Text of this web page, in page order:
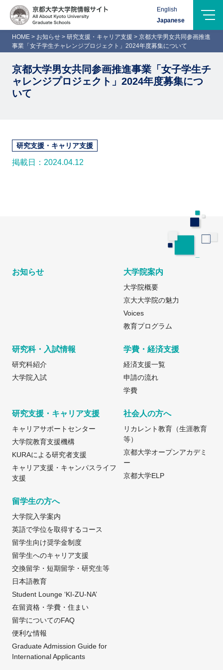
Logo-
Name
English
Japanese
HOME > お知らせ > 研究支援・キャリア支援 > 京都大学男女共同参画推進
事業「女子学生チャレンジプロジェクト」2024年度募集について
京都大学男女共同参画推進事業「女子学生チ
ャレンジプロジェクト」2024年度募集につ
いて
研究支援・キャリア支援
掲載日：2024.04.12
お知らせ 大学院案内
大学院概要
京大大学院の魅力
Voices
教育プログラム
研究科・入試情報
研究科紹介
大学院入試
学費・経済支援
経済支援一覧
申請の流れ
学費
研究支援・キャリア支援
キャリアサポートセンター
大学院教育支援機構
KURAによる研究者支援
キャリア支援・キャンパスライフ
支援
社会人の方へ
リカレント教育（生涯教育
等）
京都大学オープンアカデミ
ー
京都大学ELP
留学生の方へ
大学院入学案内
英語で学位を取得するコース
留学生向け奨学金制度
留学生へのキャリア支援
交換留学・短期留学・研究生等
日本語教育
Student Lounge ‘KI-ZU-NA’
在留資格・学費・住まい
留学についてのFAQ
便利な情報
Graduate Admission Guide for
International Applicants